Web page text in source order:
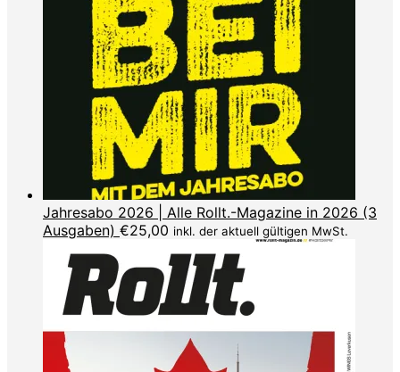
Jahresabo 2026 | Alle Rollt.-Magazine in 2026 (3
Ausgaben) €25,00 inkl. der aktuell gültigen MwSt.